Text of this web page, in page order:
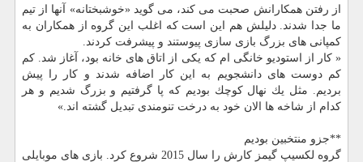
از رفتن همكارانش صحبت می كند، می گوید «خوشبختانه» آنها از تیم
ما جدا شدند. دلیلش هم این است كه اغلب این گروه از همكاران به
كمپانی های بزرگ بازی سازی پیوستند و پیشرفت كردند.
« كار از استودیو خانگی ام كه یكی از اتاق های خانه بود، آغاز شد. كم
كم دوست های دانشجویم به این كار اضافه شدند و كار را پیش
بردیم. مثل یك نهال كوچك بودیم كه پا گرفتیم و بزرگ شدیم و هر
كدام از شاخه ها الان خود به درخت تنومندی تبدیل گشته اند.»
**جزو منتخبین بودیم
گروه لكسیپ گیمز كارش را سال 2015 شروع كرد. بازی های موبایلی